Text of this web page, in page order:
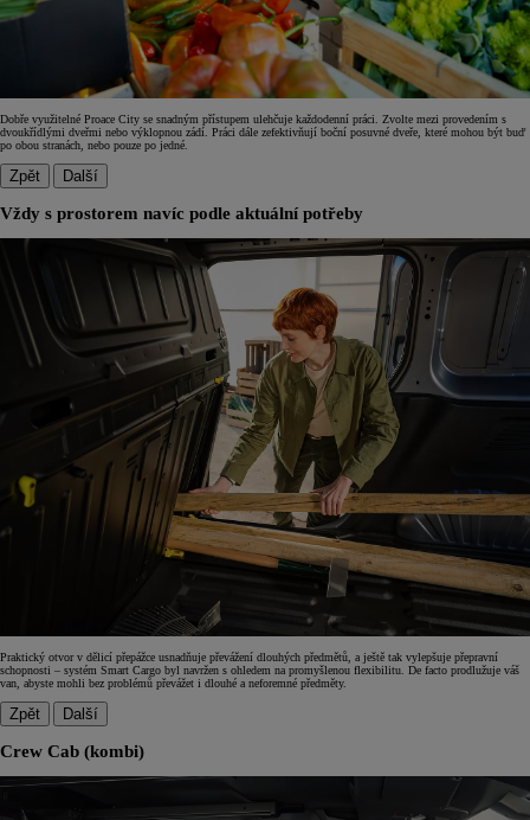
Dobře využitelné Proace City se snadným přístupem ulehčuje každodenní práci. Zvolte mezi provedením s
dvoukřídlými dveřmi nebo výklopnou zádí. Práci dále zefektivňují boční posuvné dveře, které mohou být buď
po obou stranách, nebo pouze po jedné.
Zpět Další
Vždy s prostorem navíc podle aktuální potřeby
Praktický otvor v dělicí přepážce usnadňuje převážení dlouhých předmětů, a ještě tak vylepšuje přepravní
schopnosti – systém Smart Cargo byl navržen s ohledem na promyšlenou flexibilitu. De facto prodlužuje váš
van, abyste mohli bez problémů převážet i dlouhé a neforemné předměty.
Zpět Další
Crew Cab (kombi)